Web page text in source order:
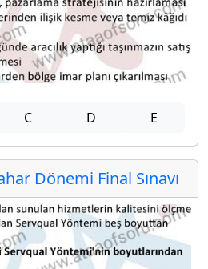
C D E
Dönemi Final Sınavı